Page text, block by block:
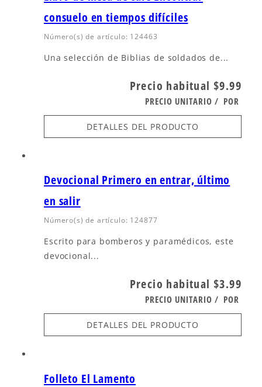
consuelo en tiempos difíciles
Número(s) de artículo: 124463
Una selección de Biblias de soldados de...
Precio habitual $9.99
PRECIO UNITARIO / POR
DETALLES DEL PRODUCTO
Devocional Primero en entrar, último
en salir
Número(s) de artículo: 124877
Escrito para bomberos y paramédicos, este
devocional...
Precio habitual $3.99
PRECIO UNITARIO / POR
DETALLES DEL PRODUCTO
Folleto El Lamento